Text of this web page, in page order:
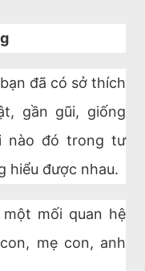
đã có sở thích
gần gũi, giống
nào đó trong tư
hiểu được nhau.
mối quan hệ
mẹ con, anh